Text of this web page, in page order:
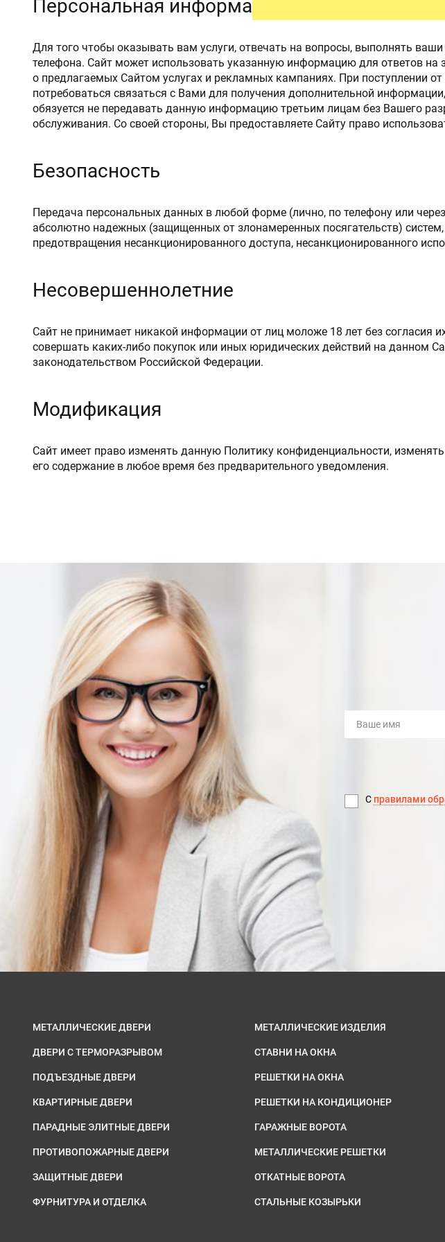
ТАМБУРНЫЕ ДВЕРИ
Персональная информация
Для того чтобы оказывать вам услуги, отвечать на вопросы, выполнять
телефона. Сайт может использовать указанную информацию для ответов
о предлагаемых Сайтом услугах и рекламных кампаниях. При поступлении
потребоваться связаться с Вами для получения дополнительной
обязуется не передавать данную информацию третьим лицам без Вашего
обслуживания. Со своей стороны, Вы предоставляете Сайту право
Безопасность
Передача персональных данных в любой форме (лично, по телефону или
абсолютно надежных (защищенных от злонамеренных посягательств)
предотвращения несанкционированного доступа, несанкционированного
Несовершеннолетние
Сайт не принимает никакой информации от лиц моложе 18 лет без согласия
совершать каких-либо покупок или иных юридических действий на данном
законодательством Российской Федерации.
Модификация
Сайт имеет право изменять данную Политику конфиденциальности,
его содержание в любое время без предварительного уведомления.
С правилами
МЕТАЛЛИЧЕСКИЕ ДВЕРИ
ДВЕРИ С ТЕРМОРАЗРЫВОМ
ПОДЪЕЗДНЫЕ ДВЕРИ
КВАРТИРНЫЕ ДВЕРИ
ПАРАДНЫЕ ЭЛИТНЫЕ ДВЕРИ
ПРОТИВОПОЖАРНЫЕ ДВЕРИ
ЗАЩИТНЫЕ ДВЕРИ
ФУРНИТУРА И ОТДЕЛКА
МЕТАЛЛИЧЕСКИЕ ИЗДЕЛИЯ
СТАВНИ НА ОКНА
РЕШЕТКИ НА ОКНА
РЕШЕТКИ НА КОНДИЦИОНЕР
ГАРАЖНЫЕ ВОРОТА
МЕТАЛЛИЧЕСКИЕ РЕШЕТКИ
ОТКАТНЫЕ ВОРОТА
СТАЛЬНЫЕ КОЗЫРЬКИ